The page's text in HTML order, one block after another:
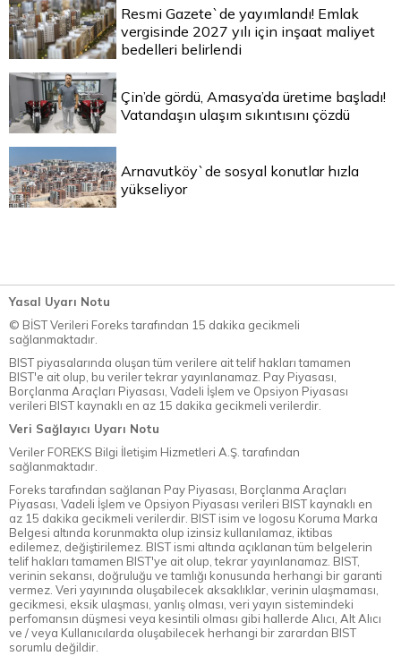
Resmi Gazete`de yayımlandı! Emlak
vergisinde 2027 yılı için inşaat maliyet
bedelleri belirlendi
Çin’de gördü, Amasya’da üretime başladı!
Vatandaşın ulaşım sıkıntısını çözdü
Arnavutköy`de sosyal konutlar hızla
yükseliyor
Yasal Uyarı Notu
© BİST Verileri Foreks tarafından 15 dakika gecikmeli
sağlanmaktadır.
BIST piyasalarında oluşan tüm verilere ait telif hakları tamamen
BIST'e ait olup, bu veriler tekrar yayınlanamaz. Pay Piyasası,
Borçlanma Araçları Piyasası, Vadeli İşlem ve Opsiyon Piyasası
verileri BIST kaynaklı en az 15 dakika gecikmeli verilerdir.
Veri Sağlayıcı Uyarı Notu
Veriler FOREKS Bilgi İletişim Hizmetleri A.Ş. tarafından
sağlanmaktadır.
Foreks tarafından sağlanan Pay Piyasası, Borçlanma Araçları
Piyasası, Vadeli İşlem ve Opsiyon Piyasası verileri BIST kaynaklı en
az 15 dakika gecikmeli verilerdir. BIST isim ve logosu Koruma Marka
Belgesi altında korunmakta olup izinsiz kullanılamaz, iktibas
edilemez, değiştirilemez. BIST ismi altında açıklanan tüm belgelerin
telif hakları tamamen BIST'ye ait olup, tekrar yayınlanamaz. BIST,
verinin sekansı, doğruluğu ve tamlığı konusunda herhangi bir garanti
vermez. Veri yayınında oluşabilecek aksaklıklar, verinin ulaşmaması,
gecikmesi, eksik ulaşması, yanlış olması, veri yayın sistemindeki
perfomansın düşmesi veya kesintili olması gibi hallerde Alıcı, Alt Alıcı
ve / veya Kullanıcılarda oluşabilecek herhangi bir zarardan BIST
sorumlu değildir.